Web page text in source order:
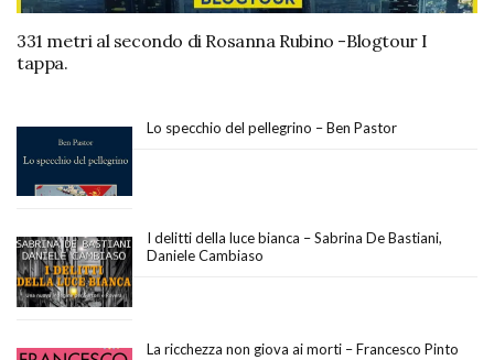
331 metri al secondo di Rosanna Rubino -Blogtour I
tappa.
Lo specchio del pellegrino – Ben Pastor
I delitti della luce bianca – Sabrina De Bastiani,
Daniele Cambiaso
La ricchezza non giova ai morti – Francesco Pinto